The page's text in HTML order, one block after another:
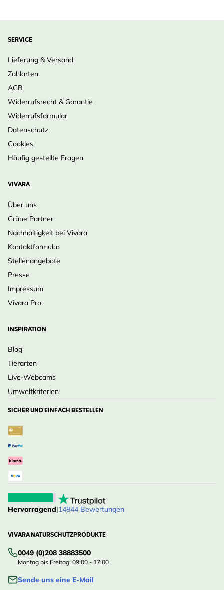
SERVICE
Lieferung & Versand
Zahlarten
AGB
Widerrufsrecht & Garantie
Widerrufsformular
Datenschutz
Cookies
Häufig gestellte Fragen
VIVARA
Über uns
Grüne Partner
Nachhaltigkeit bei Vivara
Kontaktformular
Stellenangebote
Presse
Impressum
Vivara Pro
INSPIRATION
Blog
Tierarten
Live-Webcams
Umweltkriterien
SICHER UND EINFACH BESTELLEN
Hervorragend|14844 Bewertungen
VIVARA NATURSCHUTZPRODUKTE
0049 (0)208 38883500
Montag bis Freitag: 09:00 - 17:00
Sende uns eine E-Mail